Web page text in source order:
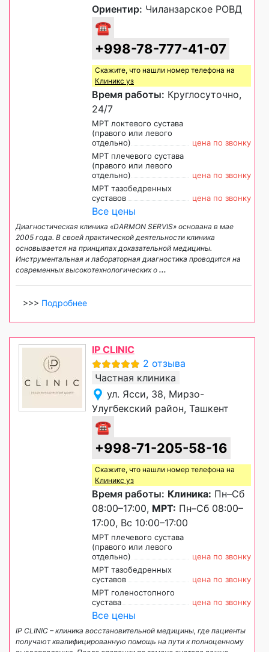
Ориентир: Чиланзарское РОВД
☎
+998-78-777-41-07
Скажите, что нашли номер телефона на
Клиникс уз
Время работы: Круглосуточно,
24/7
МРТ локтевого сустава
(правого или левого
отдельно)
цена по звонку
МРТ плечевого сустава
(правого или левого
отдельно)
цена по звонку
МРТ тазобедренных
суставов
цена по звонку
Все цены
Диагностическая клиника «DARMON SERVIS» основана в мае
2005 года. В своей практической деятельности клиника
основывается на принципах доказательной медицины.
Инструментальная и лабораторная диагностика проводится на
современных высокотехнологических о ...
>>> Подробнее
IP CLINIC
2 отзыва
Частная клиника
ул. Ясси, 38, Мирзо-
Улугбекский район, Ташкент
☎
+998-71-205-58-16
Скажите, что нашли номер телефона на
Клиникс уз
Время работы: Клиника: Пн–Сб
08:00–17:00, МРТ: Пн–Сб 08:00–
17:00, Вс 10:00–17:00
МРТ плечевого сустава
(правого или левого
отдельно)
цена по звонку
МРТ тазобедренных
суставов
цена по звонку
МРТ голеностопного
сустава
цена по звонку
Все цены
IP CLINIC – клиника восстановительной медицины, где пациенты
получают квалифицированную помощь на пути к полноценному